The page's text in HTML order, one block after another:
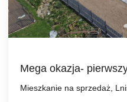
Mega okazja-
Mieszkanie na sprzedaż,